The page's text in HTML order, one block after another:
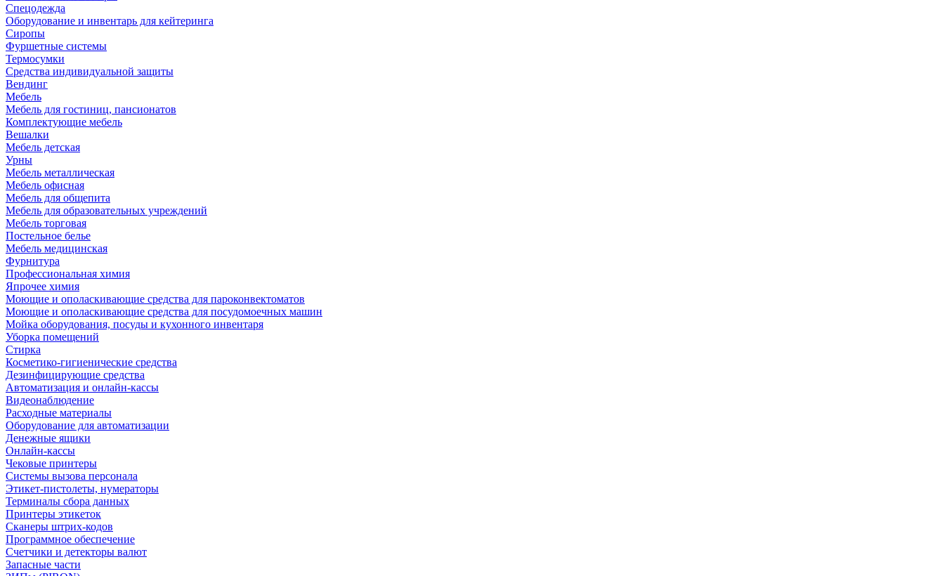
Спецодежда
Оборудование и инвентарь для кейтеринга
Сиропы
Фуршетные системы
Термосумки
Средства индивидуальной защиты
Вендинг
Мебель
Мебель для гостиниц, пансионатов
Комплектующие мебель
Вешалки
Мебель детская
Урны
Мебель металлическая
Мебель офисная
Мебель для общепита
Мебель для образовательных учреждений
Мебель торговая
Постельное белье
Мебель медицинская
Фурнитура
Профессиональная химия
Япрочее химия
Моющие и ополаскивающие средства для пароконвектоматов
Моющие и ополаскивающие средства для посудомоечных машин
Мойка оборудования, посуды и кухонного инвентаря
Уборка помещений
Стирка
Косметико-гигиенические средства
Дезинфицирующие средства
Автоматизация и онлайн-кассы
Видеонаблюдение
Расходные материалы
Оборудование для автоматизации
Денежные ящики
Онлайн-кассы
Чековые принтеры
Системы вызова персонала
Этикет-пистолеты, нумераторы
Терминалы сбора данных
Принтеры этикеток
Сканеры штрих-кодов
Программное обеспечение
Счетчики и детекторы валют
Запасные части